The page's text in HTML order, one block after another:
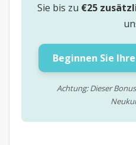
Sie bis zu €25
Beginnen Sie
Achtung: Dieser